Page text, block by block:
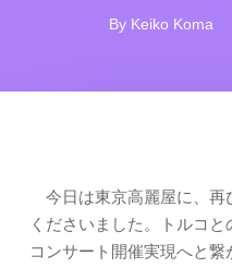
By Keiko Koma
今日は東京高麗屋に、再
くださいました。トルコと
コンサート開催実現へと繋